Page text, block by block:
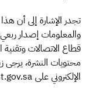
تجدر الإشارة إلى أن هذا
والمعلومات إصدار
قطاع الاتصالات
محتويات النشرة، يرجى
الإلكتروني على www.cst.gov.sa .